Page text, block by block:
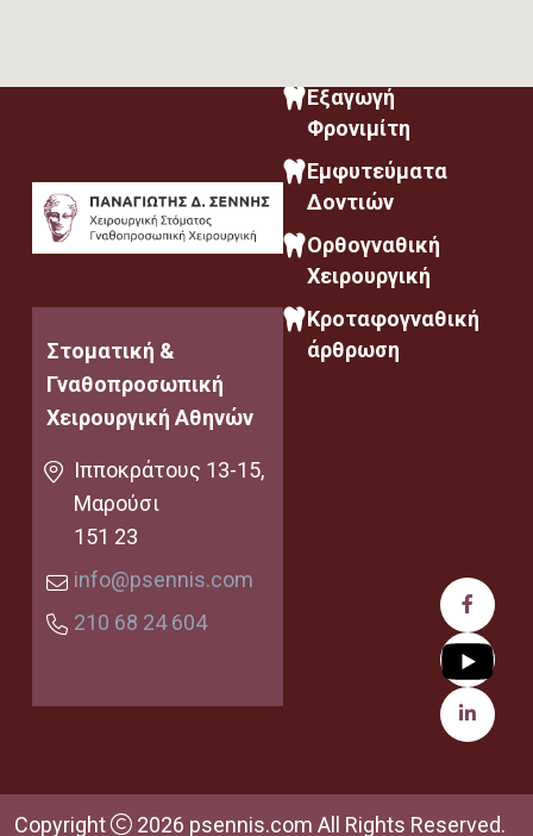
Στοματική &
Γναθοπροσωπική
Χειρουργική Αθηνών
Ιπποκράτους 13-15,
Μαρούσι
151 23
info@psennis.com
210 68 24 604
Εξαγωγή
Φρονιμίτη
Εμφυτεύματα
Δοντιών
Ορθογναθική
Χειρουργική
Κροταφογναθική
άρθρωση
Copyright 2026 psennis.com All Rights Reserved.